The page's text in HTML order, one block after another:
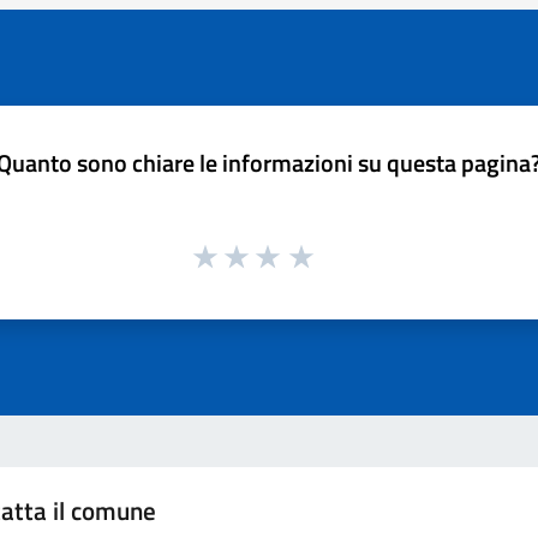
sono chiare le informazioni su questa
il comune